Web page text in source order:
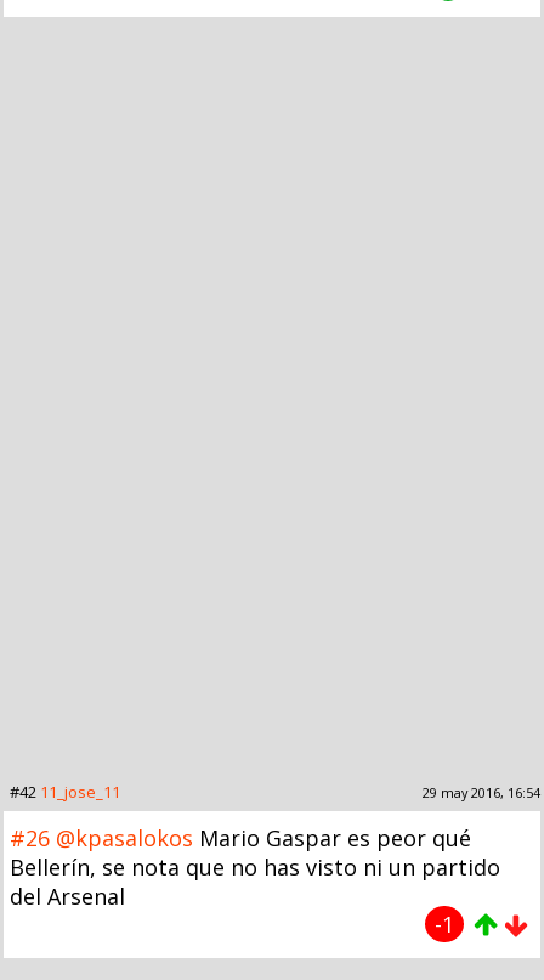
#42 11_jose_11 29 may 2016, 16:54
#26 @kpasalokos Mario Gaspar es peor qué
Bellerín, se nota que no has visto ni un partido
del Arsenal
-1